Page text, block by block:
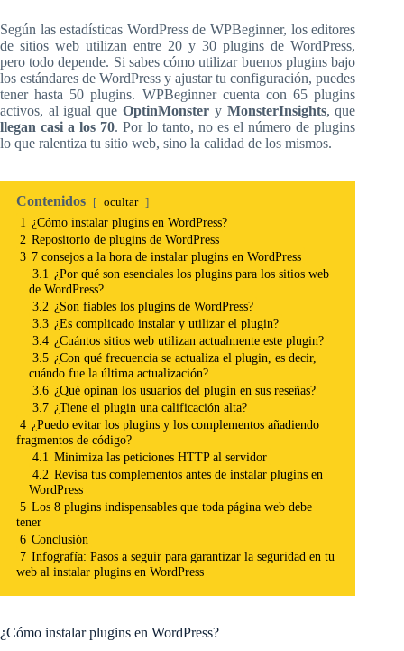
Según las estadísticas WordPress de WPBeginner, los editores
de sitios web utilizan entre 20 y 30 plugins de WordPress,
pero todo depende. Si sabes cómo utilizar buenos plugins bajo
los estándares de WordPress y ajustar tu configuración, puedes
tener hasta 50 plugins. WPBeginner cuenta con 65 plugins
activos, al igual que OptinMonster y MonsterInsights, que
llegan casi a los 70. Por lo tanto, no es el número de plugins
lo que ralentiza tu sitio web, sino la calidad de los mismos.
Contenidos ocultar
1 ¿Cómo instalar plugins en WordPress?
2 Repositorio de plugins de WordPress
3 7 consejos a la hora de instalar plugins en WordPress
3.1 ¿Por qué son esenciales los plugins para los sitios web
de WordPress?
3.2 ¿Son fiables los plugins de WordPress?
3.3 ¿Es complicado instalar y utilizar el plugin?
3.4 ¿Cuántos sitios web utilizan actualmente este plugin?
3.5 ¿Con qué frecuencia se actualiza el plugin, es decir,
cuándo fue la última actualización?
3.6 ¿Qué opinan los usuarios del plugin en sus reseñas?
3.7 ¿Tiene el plugin una calificación alta?
4 ¿Puedo evitar los plugins y los complementos añadiendo
fragmentos de código?
4.1 Minimiza las peticiones HTTP al servidor
4.2 Revisa tus complementos antes de instalar plugins en
WordPress
5 Los 8 plugins indispensables que toda página web debe
tener
6 Conclusión
7 Infografía: Pasos a seguir para garantizar la seguridad en tu
web al instalar plugins en WordPress
¿Cómo instalar plugins en WordPress?